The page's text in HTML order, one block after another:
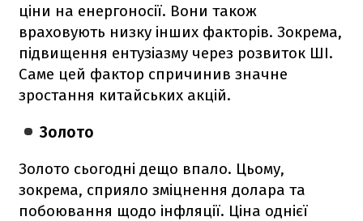
ціни на енергоносії. Вони також
враховують низку інших факторів. Зокрема,
підвищення ентузіазму через розвиток ШІ.
Саме цей фактор спричинив значне
зростання китайських акцій.
Золото
Золото сьогодні дещо впало. Цьому,
зокрема, сприяло зміцнення долара та
побоювання щодо інфляції. Ціна однієї